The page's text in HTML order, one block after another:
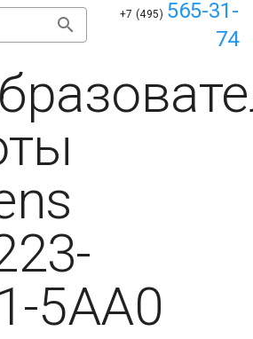
+7 (495) 565-31-
74
5AA0